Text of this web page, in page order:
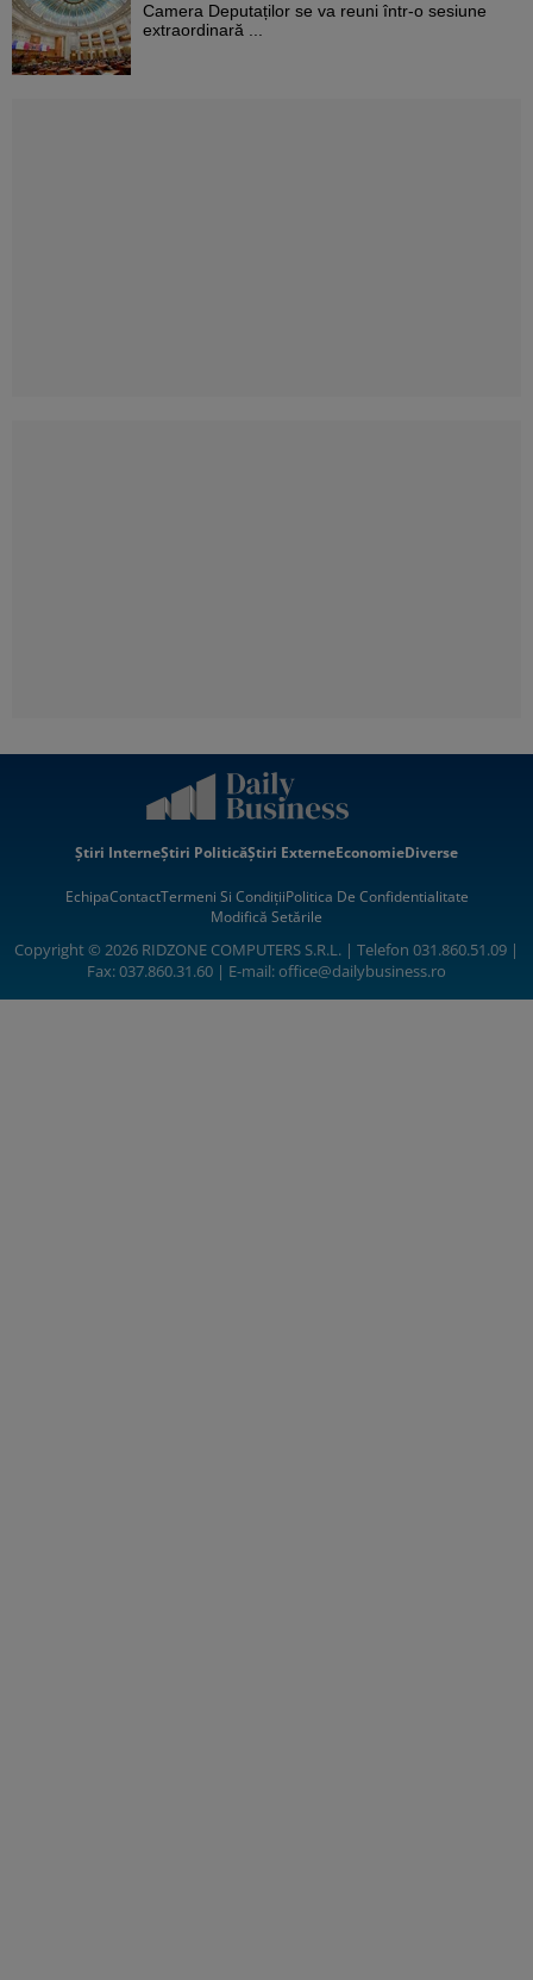
Camera Deputaților se va reuni într-o sesiune
extraordinară ...
Știri InterneȘtiri PoliticăȘtiri ExterneEconomieDiverse
EchipaContactTermeni Si CondițiiPolitica De Confidentialitate
Modifică Setările
Copyright © 2026 RIDZONE COMPUTERS S.R.L. | Telefon 031.860.51.09 |
Fax: 037.860.31.60 | E-mail:office@dailybusiness.ro